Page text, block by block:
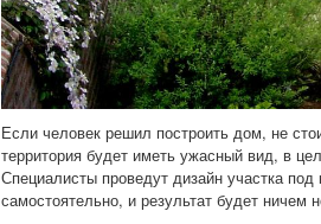
Если человек решил построить дом, не
территория будет иметь ужасный вид, в
Специалисты проведут дизайн участка
самостоятельно, и результат будет ничем